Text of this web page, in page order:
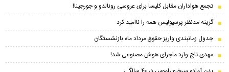
تجمع هواداران مقابل کلیسا برای عروسی رونالدو و جورجینا!
گزینه مدنظر پرسپولیس همه را ناامید کرد
جدول زمانبندی واریز حقوق مرداد ماه بازنشستگان
مهدی تاج وارد ماجرای هوش مصنوعی شد!